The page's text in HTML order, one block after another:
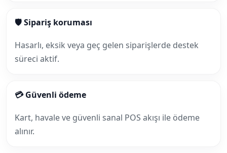
🛡 Sipariş koruması
Hasarlı, eksik veya geç gelen siparişlerde destek
süreci aktif.
💳 Güvenli ödeme
Kart, havale ve güvenli sanal POS akışı ile ödeme
alınır.